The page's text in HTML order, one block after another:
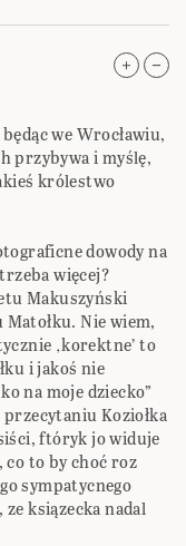
we Wrocławiu,
przybywa i myślę,
królestwo
dowody na
więcej?
Makuszyński
Nie wiem,
‚korektne’ to
i jakoś nie
na moje dziecko”
Koziołka
ftóryk jo widuje
to by choć roz
sympatycnego
ksiązecka nadal